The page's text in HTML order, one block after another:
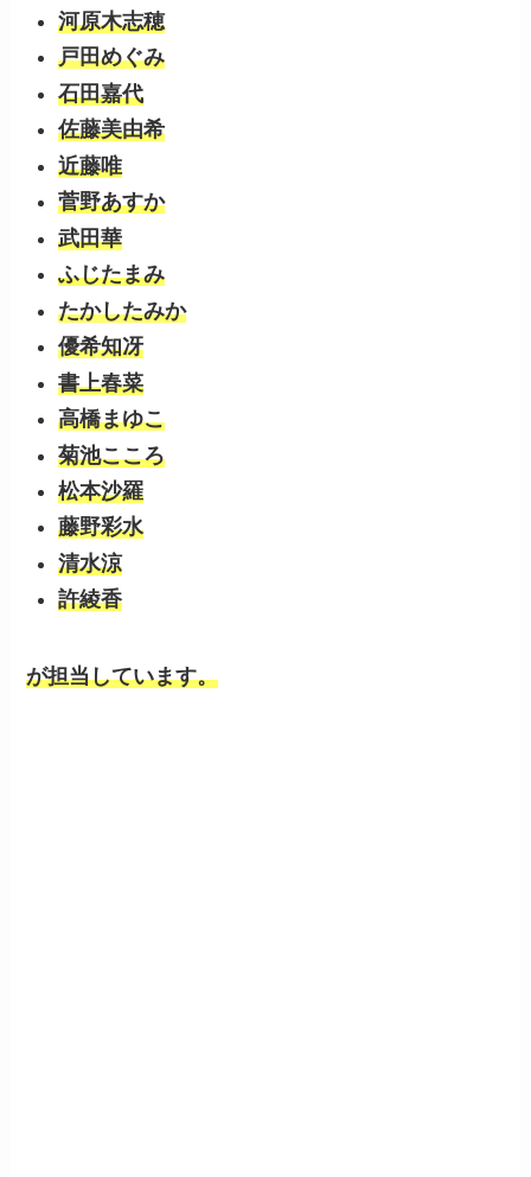
河原木志穂
戸田めぐみ
石田嘉代
佐藤美由希
近藤唯
菅野あすか
武田華
ふじたまみ
たかしたみか
優希知冴
書上春菜
高橋まゆこ
菊池こころ
松本沙羅
藤野彩水
清水涼
許綾香
が担当しています。